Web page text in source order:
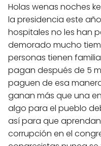
Holas wenas noches
la presidencia este
hospitales no les han
demorado mucho
personas tienen
pagan después de 5
paguen de esa
ganan más que una
algo para el pueblo
así para que
corrupción en el